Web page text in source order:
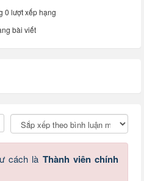
0 lượt xếp hạng
bài viết
cách là Thành viên chính